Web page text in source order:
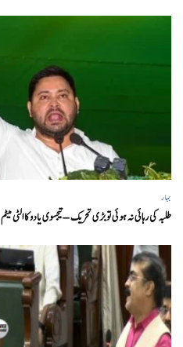
بہار
طلبہ کی رہائی نہ ہوئی تو بڑی تحریک – تیجسوی یادو کا الٹی میٹم